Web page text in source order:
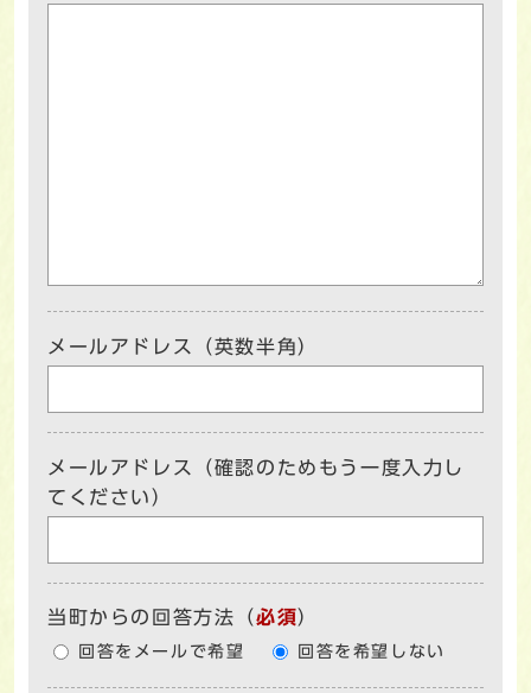
メールアドレス（英数半角）
メールアドレス（確認のためもう一度入力し
てください）
当町からの回答方法 （必須）
回答をメールで希望 回答を希望しない